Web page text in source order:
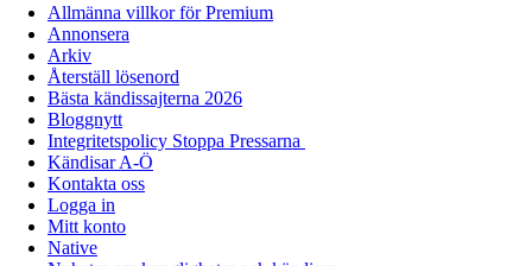
Allmänna villkor för Premium
Annonsera
Arkiv
Återställ lösenord
Bästa kändissajterna 2026
Bloggnytt
Integritetspolicy Stoppa Pressarna
Kändisar A-Ö
Kontakta oss
Logga in
Mitt konto
Native